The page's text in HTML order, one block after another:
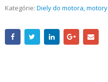
Kategórie: Diely do motora, motory